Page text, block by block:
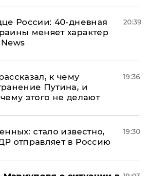
России: 40-дневная
меняет характер
20:39
к чему
Путина, и
этого не делают
19:36
стало известно,
отправляет в Россию
19:30